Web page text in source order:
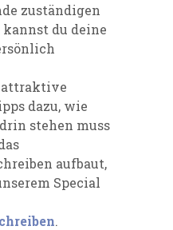
zuständigen
kannst du deine
attraktive
dazu, wie
stehen muss
aufbaut,
Special
.